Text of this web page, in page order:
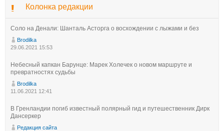
Колонка редакции
Соло на Денали: Шанталь Асторга о восхождении с лыжами и без
Brodilka
29.06.2021 15:53
Небесный капкан Барунце: Марек Холечек о новом маршруте и
превратностях судьбы
Brodilka
11.06.2021 12:41
В Гренландии погиб известный полярный гид и путешественник Дирк
Дансеркер
Редакция сайта